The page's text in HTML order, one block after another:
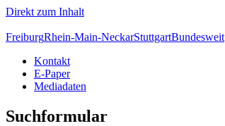
Direkt zum Inhalt
FreiburgRhein-Main-NeckarStuttgartBundesweit
Kontakt
E-Paper
Mediadaten
Suchformular